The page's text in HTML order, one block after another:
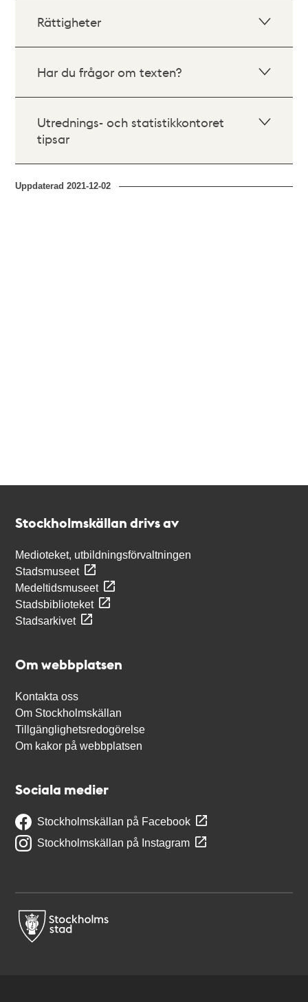
Rättigheter
Har du frågor om texten?
Utrednings- och statistikkontoret
tipsar
Uppdaterad2021-12-02
Stockholmskällan drivs av
Medioteket, utbildningsförvaltningen
Stadsmuseet
Medeltidsmuseet
Stadsbiblioteket
Stadsarkivet
Om webbplatsen
Kontakta oss
Om Stockholmskällan
Tillgänglighetsredogörelse
Om kakor på webbplatsen
Sociala medier
Stockholmskällan på Facebook
Stockholmskällan på Instagram